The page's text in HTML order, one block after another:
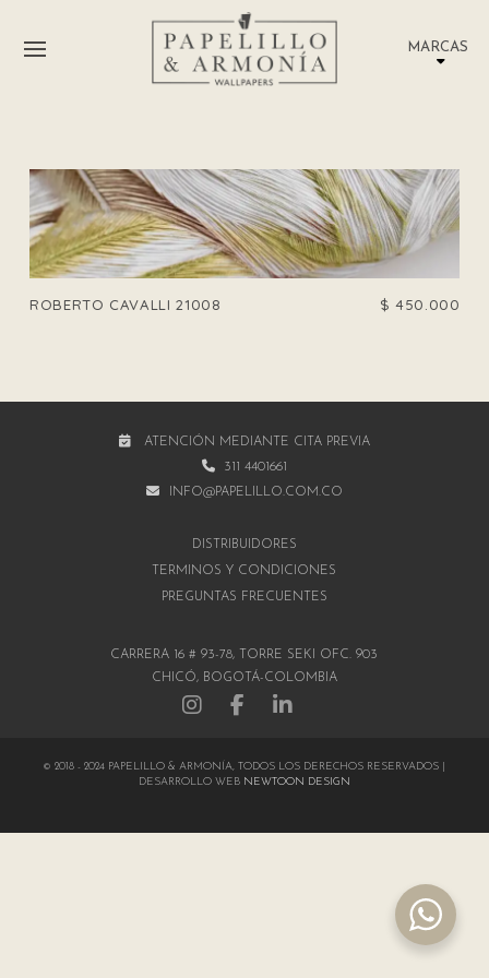
MARCAS
ROBERTO CAVALLI 21008 $ 450.000
ATENCIÓN MEDIANTE CITA PREVIA
311 4401661
INFO@PAPELILLO.COM.CO
DISTRIBUIDORES
TÉRMINOS Y CONDICIONES
PREGUNTAS FRECUENTES
CARRERA 16 # 93-78, TORRE SEKI OFC. 903
CHICÓ, BOGOTÁ-COLOMBIA
© 2018 - 2024 PAPELILLO & ARMONÍA, TODOS LOS DERECHOS RESERVADOS |
DESARROLLO WEB NEWTOON DESIGN